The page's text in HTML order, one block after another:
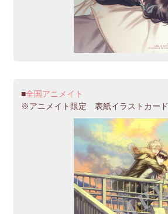
全国アニメイト
※アニメイト限定 表紙イラストカード